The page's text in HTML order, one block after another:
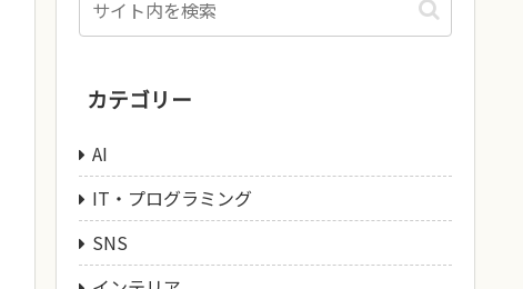
カテゴリー
AI
IT・プログラミング
SNS